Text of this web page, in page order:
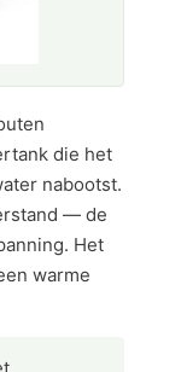
die het
nabootst.
— de
Het
warme